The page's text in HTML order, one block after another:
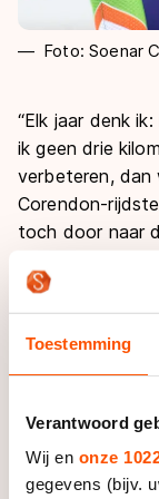
Toestemming
Verantwoord
Wij en onze
gegevens (bijv.
Foto: Soenar
“Elk jaar denk
ik geen drie
verbeteren, dan
Corendon-
toch door naar
Dat is een
verschillende
genoeg ben
niet die
Wel blijft er een
Afstanden de